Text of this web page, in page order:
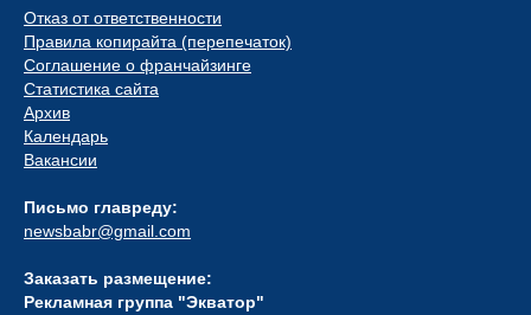
Отказ от ответственности
Правила копирайта (перепечаток)
Соглашение о франчайзинге
Статистика сайта
Архив
Календарь
Вакансии
Письмо главреду:
newsbabr@gmail.com
Заказать размещение:
Рекламная группа "Экватор"